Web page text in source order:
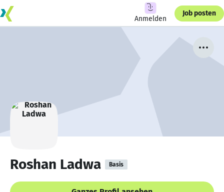
Anmelden
Job posten
Roshan Ladwa Basis